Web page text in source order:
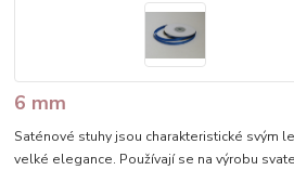
6 mm
Saténové stuhy jsou charakteristické svým
velké elegance. Používají se na výrobu